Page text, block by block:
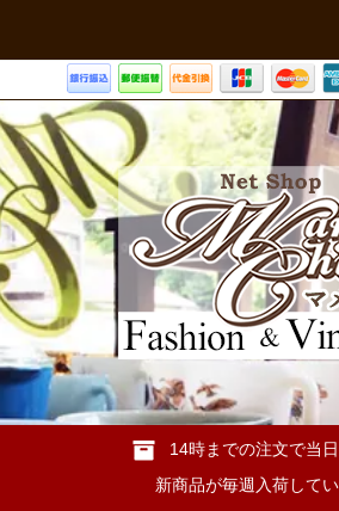
14時までの注文で当
新商品が毎週入荷して